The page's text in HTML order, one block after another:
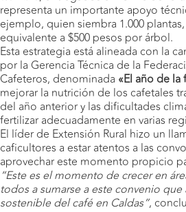
representa un importante apoyo
ejemplo, quien siembra 1.000
equivalente a $500 pesos por árbol.
Esta estrategia está alineada con la
por la Gerencia Técnica de la
Cafeteros, denominada «El año de
mejorar la nutrición de los cafetales
del año anterior y las dificultades
fertilizar adecuadamente en varias
El líder de Extensión Rural hizo un
caficultores a estar atentos a las
aprovechar este momento propicio
“Este es el momento de crecer en
todos a sumarse a este convenio
sostenible del café en Caldas”,